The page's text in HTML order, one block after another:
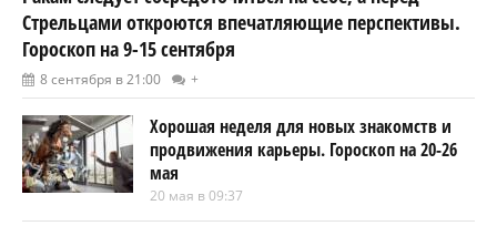
Стрельцами откроются впечатляющие перспективы.
Гороскоп на 9-15 сентября
8 сентября в 21:00 +
Хорошая неделя для новых знакомств и
продвижения карьеры. Гороскоп на 20-26
мая
20 мая в 09:37